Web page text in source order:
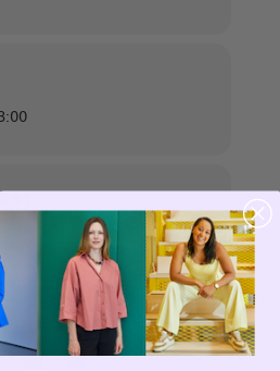
for sale any more for this